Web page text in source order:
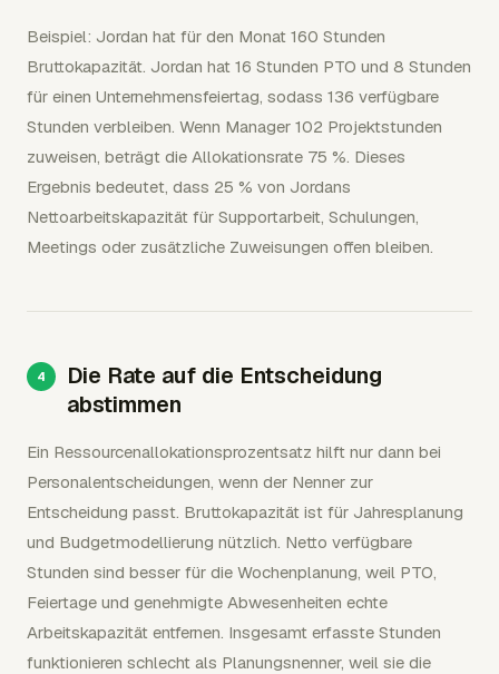
Beispiel: Jordan hat für den Monat 160 Stunden
Bruttokapazität. Jordan hat 16 Stunden PTO und 8 Stunden
für einen Unternehmensfeiertag, sodass 136 verfügbare
Stunden verbleiben. Wenn Manager 102 Projektstunden
zuweisen, beträgt die Allokationsrate 75 %. Dieses
Ergebnis bedeutet, dass 25 % von Jordans
Nettoarbeitskapazität für Supportarbeit, Schulungen,
Meetings oder zusätzliche Zuweisungen offen bleiben.
Die Rate auf die Entscheidung
abstimmen
Ein Ressourcenallokationsprozentsatz hilft nur dann bei
Personalentscheidungen, wenn der Nenner zur
Entscheidung passt. Bruttokapazität ist für Jahresplanung
und Budgetmodellierung nützlich. Netto verfügbare
Stunden sind besser für die Wochenplanung, weil PTO,
Feiertage und genehmigte Abwesenheiten echte
Arbeitskapazität entfernen. Insgesamt erfasste Stunden
funktionieren schlecht als Planungsnenner, weil sie die